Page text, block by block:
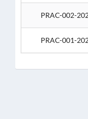
PRAC-002-
PRAC-001-